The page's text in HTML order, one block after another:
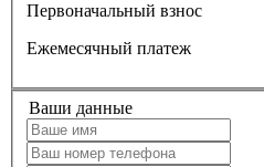
Первоначальный взнос
Ежемесячный платеж
Ваши данные